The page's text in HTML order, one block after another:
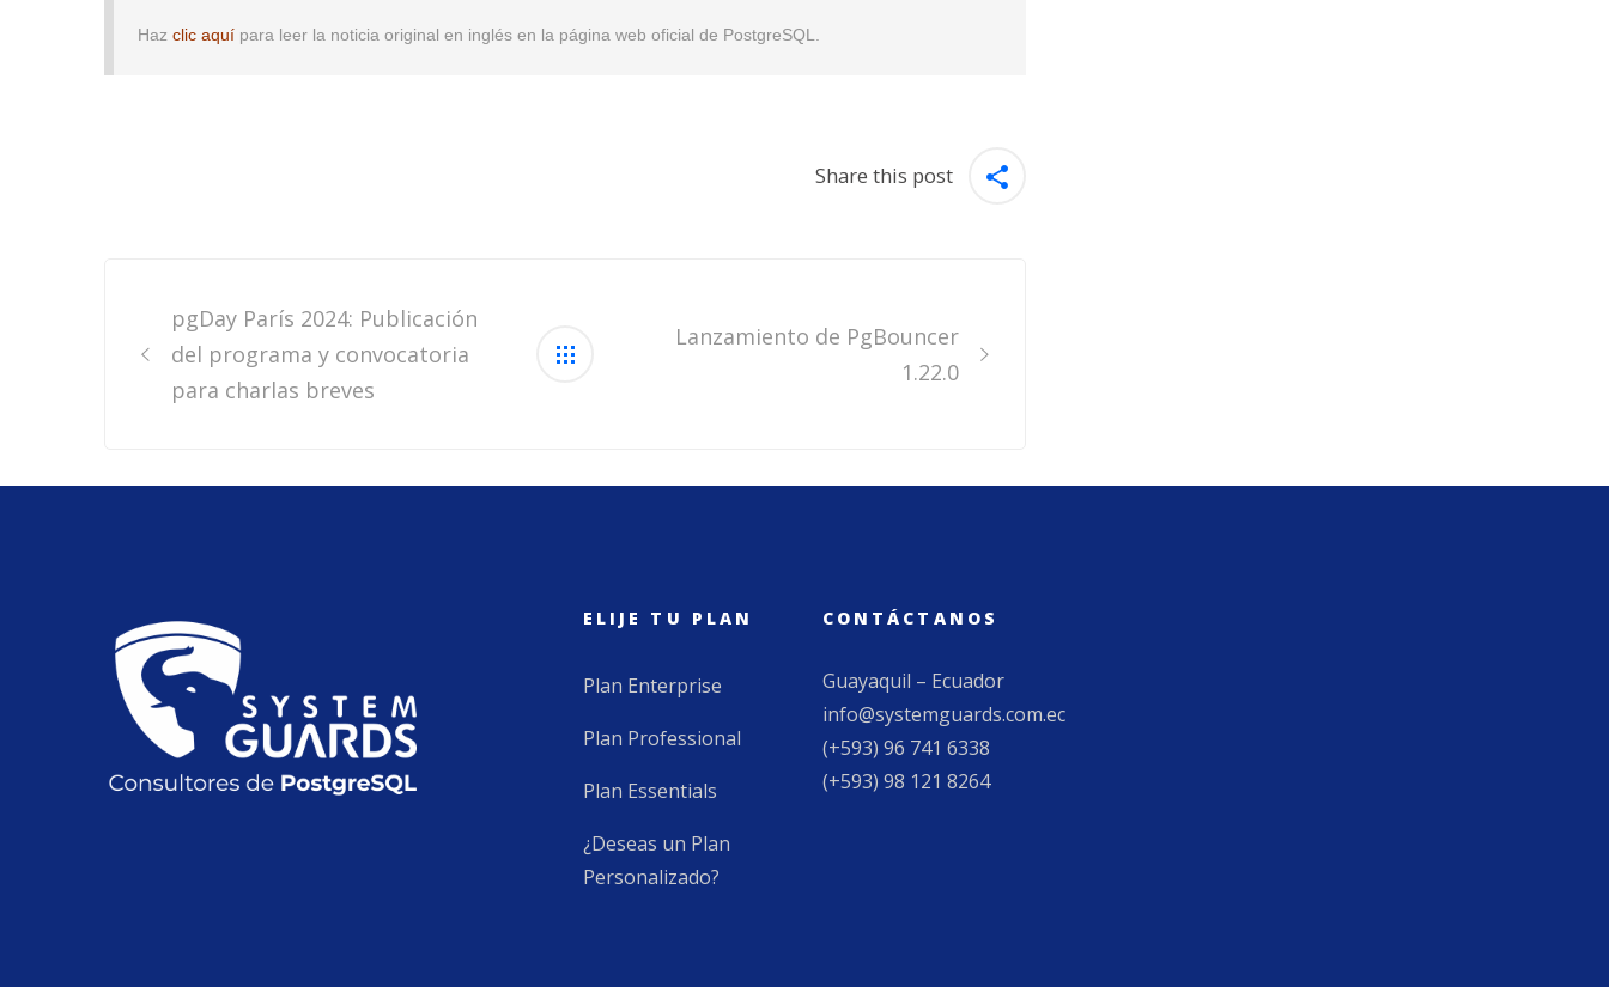
Haz clic aquí para leer la noticia original en inglés en la página web oficial de PostgreSQL.
Share this post
navigation
pgDay París 2024: Publicación
del programa y convocatoria
para charlas breves
Lanzamiento de PgBouncer
1.22.0
ELIJE TU PLAN
Plan Enterprise
Plan Professional
Plan Essentials
¿Deseas un Plan
Personalizado?
CONTÁCTANOS
Guayaquil – Ecuador
info@systemguards.com.ec
(+593) 96 741 6338
(+593) 98 121 8264